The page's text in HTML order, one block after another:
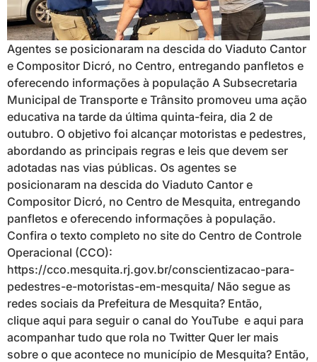
Agentes se posicionaram na descida do Viaduto Cantor
e Compositor Dicró, no Centro, entregando panfletos e
oferecendo informações à população A Subsecretaria
Municipal de Transporte e Trânsito promoveu uma ação
educativa na tarde da última quinta-feira, dia 2 de
outubro. O objetivo foi alcançar motoristas e pedestres,
abordando as principais regras e leis que devem ser
adotadas nas vias públicas. Os agentes se
posicionaram na descida do Viaduto Cantor e
Compositor Dicró, no Centro de Mesquita, entregando
panfletos e oferecendo informações à população.
Confira o texto completo no site do Centro de Controle
Operacional (CCO):
https://cco.mesquita.rj.gov.br/conscientizacao-para-
pedestres-e-motoristas-em-mesquita/ Não segue as
redes sociais da Prefeitura de Mesquita? Então,
clique aqui para seguir o canal do YouTube e aqui para
acompanhar tudo que rola no Twitter Quer ler mais
sobre o que acontece no município de Mesquita? Então,